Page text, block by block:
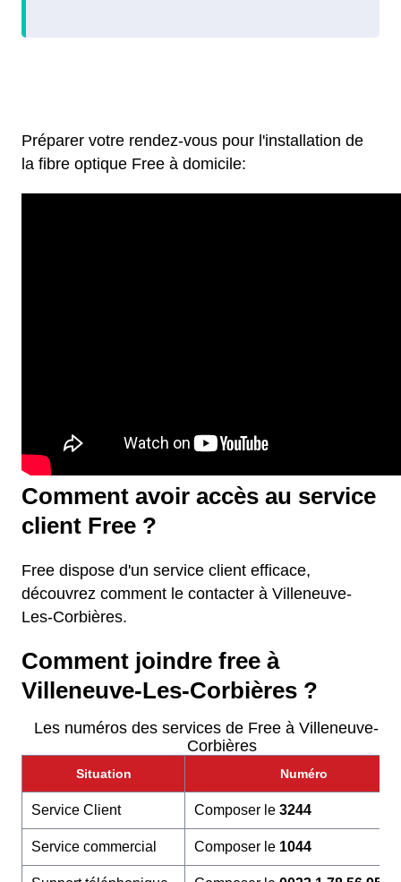
Préparer votre rendez-vous pour l'installation de
la fibre optique Free à domicile:
Comment avoir accès au service
client Free ?
Free dispose d'un service client efficace,
découvrez comment le contacter à Villeneuve-
Les-Corbières.
Comment joindre free à
Villeneuve-Les-Corbières ?
Les numéros des services de Free à Villeneuve-
Corbières
Situation Numéro
Service Client Composer le 3244
Service commercial Composer le 1044